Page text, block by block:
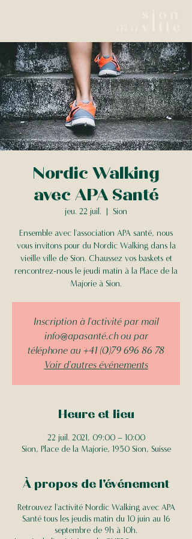
Nordic Walking
avec APA Santé
jeu. 22 juil.
  |
Sion
Ensemble avec l'association APA santé, nous
vous invitons pour du Nordic Walking dans la
vieille ville de Sion. Chaussez vos baskets et
rencontrez-nous le jeudi matin à la Place de la
Majorie à Sion.
Inscription à l'activité par mail
info@apasanté.ch ou par
téléphone au +41 (0)79 696 86 78
Voir d'autres événements
Heure et lieu
22 juil. 2021, 09:00 – 10:00
Sion, Place de la Majorie, 1950 Sion, Suisse
À propos de l'événement
Retrouvez l'activité Nordic Walking avec APA
Santé tous les jeudis matin du 10 juin au 16
septembre de 9h à 10h.